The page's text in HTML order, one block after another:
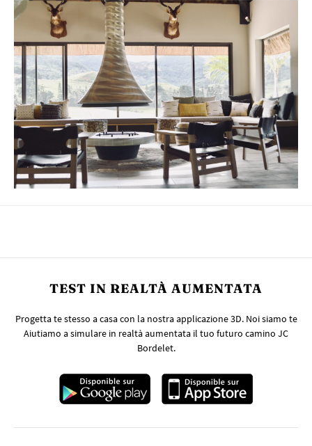
TEST IN REALTÀ AUMENTATA
Progetta te stesso a casa con la nostra applicazione 3D. Noi siamo te
Aiutiamo a simulare in realtà aumentata il tuo futuro camino JC
Bordelet.